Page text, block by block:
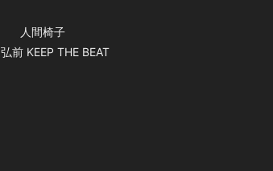
人間椅子
弘前 KEEP THE BEAT